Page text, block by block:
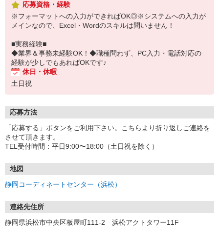
応募資格・経験
※フォーマットへの入力ができればOK◎※システムへの入力が
メインなので、Excel・Wordのスキルは問いません！
■実務経験■
◆業界＆事務未経験OK！◆職種問わず、PC入力・電話対応の
経験が少しでもあればOKです♪
休日・休暇
土日祝
応募方法
「応募する」ボタンをご利用下さい。こちらより折り返しご連絡を
させて頂きます。
TEL受付時間：平日9:00〜18:00（土日祝を除く）
地図
静岡コーディネートセンター（浜松）
連絡先住所
静岡県浜松市中央区板屋町111-2 浜松アクトタワー11F